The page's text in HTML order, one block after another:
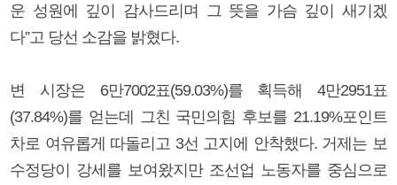
운 성원에 깊이 감사드리며 그 뜻을 가슴 깊이 새기겠
다”고 당선 소감을 밝혔다.
변 시장은 6만7002표(59.03%)를 획득해 4만2951표
(37.84%)를 얻는데 그친 국민의힘 후보를 21.19%포인트
차로 여유롭게 따돌리고 3선 고지에 안착했다. 거제는 보
수정당이 강세를 보여왔지만 조선업 노동자를 중심으로